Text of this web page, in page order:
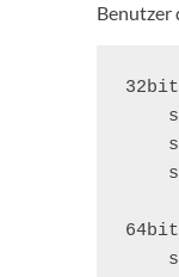
Benutzer
32bit
64bit